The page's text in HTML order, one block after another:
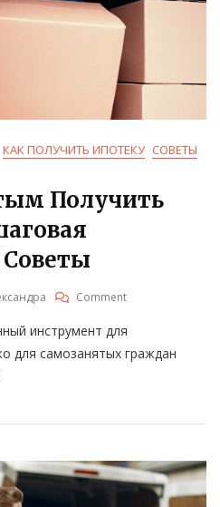
КАК ПОЛУЧИТЬ ИПОТЕКУ СОВЕТЫ
Получить
CommentOn
Самозанятым
Получить
Ипотеку
инструмент для
для самозанятых граждан